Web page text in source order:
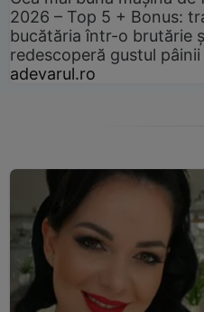
2026 – Top 5 + Bonus:
bucătăria într-o brutărie
redescoperă gustul pâinii
adevarul.ro